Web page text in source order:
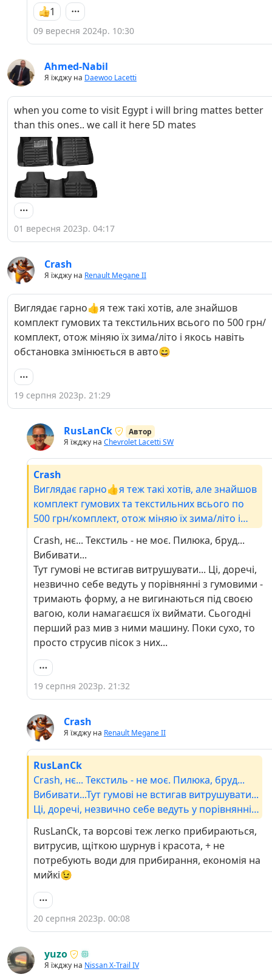
1
09 вересня 2024р. 10:30
Ahmed-Nabil
Я їжджу на Daewoo Lacetti
when you come to visit Egypt i will bring mattes better
than this ones.. we call it here 5D mates
01 вересня 2023р. 04:17
Crash
Я їжджу на Renault Megane II
Виглядає гарно👍я теж такі хотів, але знайшов
комплект гумових та текстильних всього по 500 грн/
комплект, отож міняю їх зима/літо і якось навіть
обстановка змінюється в авто😄
19 серпня 2023р. 21:29
RusLanCk
Автор
Я їжджу на Chevrolet Lacetti SW
Crash
Виглядає гарно👍я теж такі хотів, але знайшов
комплект гумових та текстильних всього по
500 грн/комплект, отож міняю їх зима/літо і
якось навіть обстановка змінюється в авто😄
Crash, нє... Текстиль - не моє. Пилюка, бруд...
Вибивати...
Тут гумові не встигав витрушувати... Ці, доречі,
незвично себе ведуть у порівнянні з гумовими -
тримають форму, а не вигинаються під своєю
вагою, коли намагаєшся їх виймати. Сьогодні
перший раз мив з ними машину. Поки сухо, то
просто струсив пісок з них...
19 серпня 2023р. 21:32
Crash
Я їжджу на Renault Megane II
RusLanCk
Crash, нє... Текстиль - не моє. Пилюка, бруд...
Вибивати...Тут гумові не встигав витрушувати...
Ці, доречі, незвично себе ведуть у порівнянні з
гумовими - тримають форму, а не вигинаються
під своєю вагою, коли намагаєшся їх виймати.
Сьогодні перший раз мив з ними машину.
Поки сухо, то просто струсив пісок з них...
RusLanCk, та ворсові теж легко прибираються,
витрусив, щіткою шурнув і красота, + не
потребують води для прибирання, економія на
мийкі😉
20 серпня 2023р. 00:08
yuzo
Я їжджу на Nissan X-Trail IV